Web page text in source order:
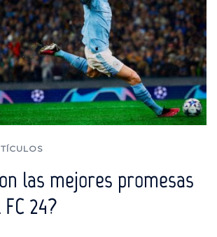
las mejores promesas
24?